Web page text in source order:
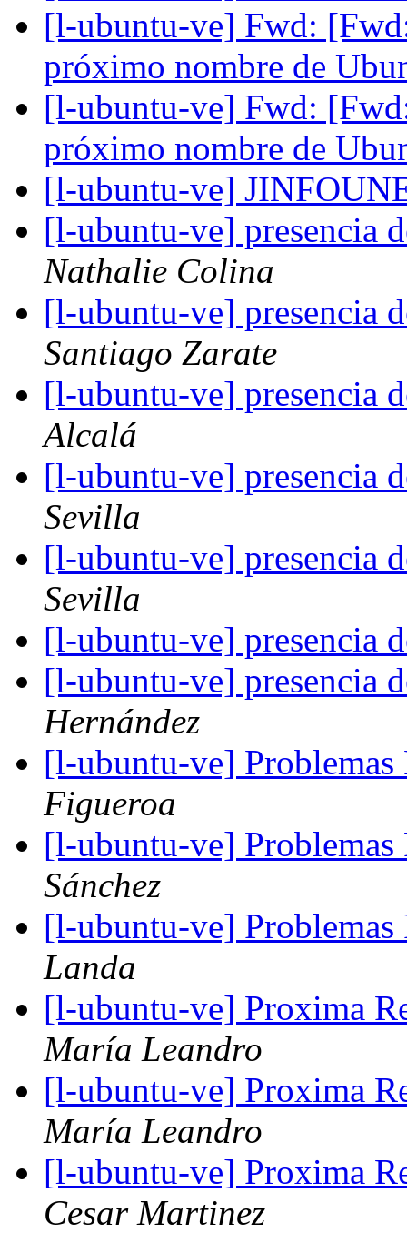
[l-ubuntu-ve] Fwd:
próximo nombre de
[l-ubuntu-ve] Fwd:
próximo nombre de
[l-ubuntu-ve]
[l-ubuntu-ve] presencia
Nathalie Colina
[l-ubuntu-ve] presencia
Santiago Zarate
[l-ubuntu-ve] presencia
Alcalá
[l-ubuntu-ve] presencia
Sevilla
[l-ubuntu-ve] presencia
Sevilla
[l-ubuntu-ve] presencia
[l-ubuntu-ve] presencia
Hernández
[l-ubuntu-ve]
Figueroa
[l-ubuntu-ve]
Sánchez
[l-ubuntu-ve]
Landa
[l-ubuntu-ve] Proxima
María Leandro
[l-ubuntu-ve] Proxima
María Leandro
[l-ubuntu-ve] Proxima
Cesar Martinez